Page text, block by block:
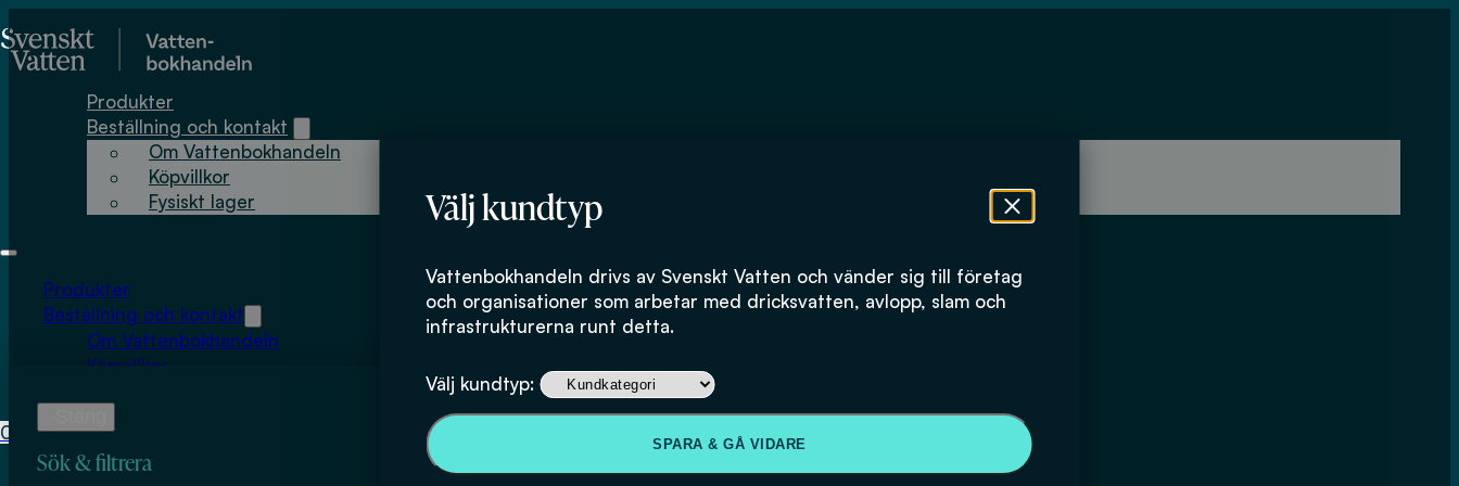
Välj kundtyp
Vattenbokhandeln drivs av Svenskt Vatten och vänder sig till företag
och organisationer som arbetar med dricksvatten, avlopp, slam och
infrastrukturerna runt detta.
Välj kundtyp:
SPARA & GÅ VIDARE
Produkter
Beställning och kontakt
Om Vattenbokhandeln
Köpvillkor
Fysiskt lager
Produkter
Beställning och kontakt
Om Vattenbokhandeln
Köpvillkor
0
kr
Inga produkter i varukorgen.
Bjorn Borstad
Sök & filtrera